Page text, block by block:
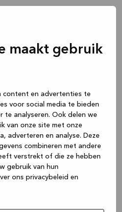
maakt gebruik
content en advertenties te
voor social media te bieden
te analyseren. Ook delen we
van onze site met onze
adverteren en analyse. Deze
combineren met andere
verstrekt of die ze hebben
gebruik van hun
ons privacybeleid en